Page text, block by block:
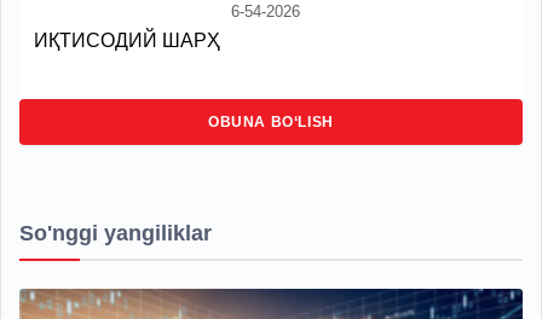
6-54-2026
ИҚТИСОДИЙ ШАРҲ
OBUNA BO‘LISH
So'nggi yangiliklar